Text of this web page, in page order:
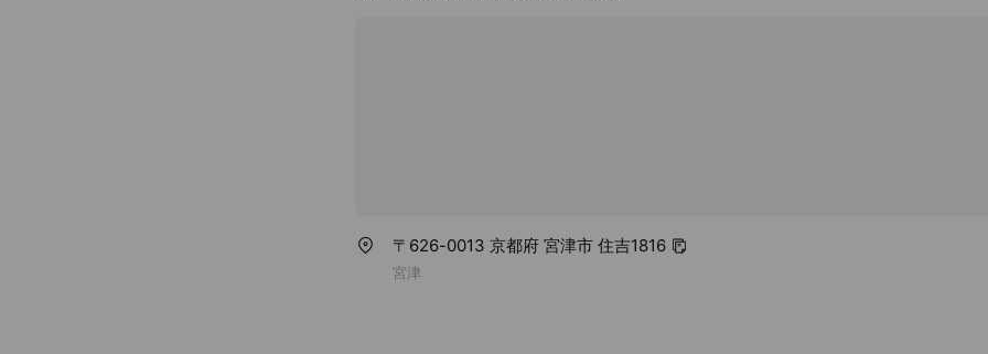
〒626-0013 京都府 宮津市 住吉1816
宮津